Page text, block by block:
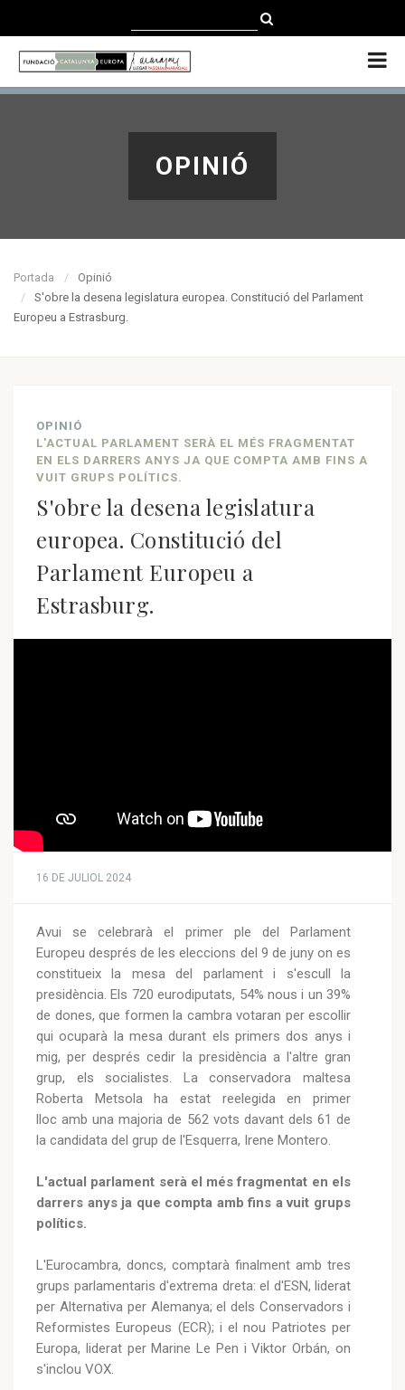
ENGLISH
OPINIÓ
Portada
Opinió
S'obre la desena legislatura europea. Constitució del Parlament
Europeu a Estrasburg.
OPINIÓ
L'ACTUAL PARLAMENT SERÀ EL MÉS FRAGMENTAT
EN ELS DARRERS ANYS JA QUE COMPTA AMB FINS A
VUIT GRUPS POLÍTICS.
S'obre la desena legislatura
europea. Constitució del
Parlament Europeu a
Estrasburg.
16 DE JULIOL 2024
Avui se celebrarà el primer ple del Parlament
Europeu després de les eleccions del 9 de juny on es
constitueix la mesa del parlament i s'escull la
presidència. Els 720 eurodiputats, 54% nous i un 39%
de dones, que formen la cambra votaran per escollir
qui ocuparà la mesa durant els primers dos anys i
mig, per després cedir la presidència a l'altre gran
grup, els socialistes. La conservadora maltesa
Roberta Metsola ha estat reelegida en primer
lloc amb una majoria de 562 vots davant dels 61 de
la candidata del grup de l'Esquerra, Irene Montero.
L'actual parlament serà el més fragmentat en els
darrers anys ja que compta amb fins a vuit grups
polítics.
L'Eurocambra, doncs, comptarà finalment amb tres
grups parlamentaris d'extrema dreta: el d'ESN, liderat
per Alternativa per Alemanya; el dels Conservadors i
Reformistes Europeus (ECR); i el nou Patriotes per
Europa, liderat per Marine Le Pen i Viktor Orbán, on
s'inclou VOX.